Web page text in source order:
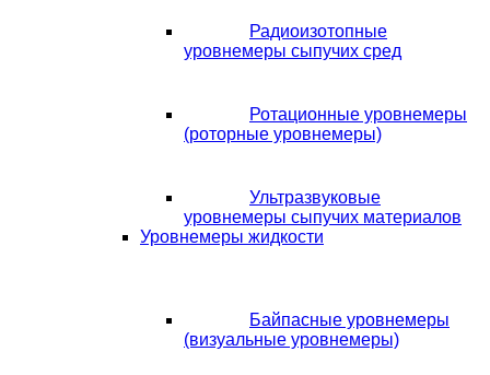
Радиоизотопные
уровнемеры сыпучих сред
Ротационные уровнемеры
(роторные уровнемеры)
Ультразвуковые
уровнемеры сыпучих материалов
Уровнемеры жидкости
Байпасные уровнемеры
(визуальные уровнемеры)